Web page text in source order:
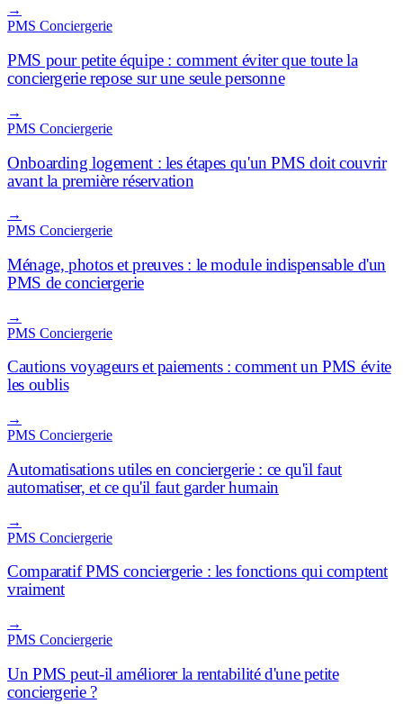
→
PMS Conciergerie
PMS pour petite équipe : comment éviter que toute la
conciergerie repose sur une seule personne
→
PMS Conciergerie
Onboarding logement : les étapes qu'un PMS doit couvrir
avant la première réservation
→
PMS Conciergerie
Ménage, photos et preuves : le module indispensable d'un
PMS de conciergerie
→
PMS Conciergerie
Cautions voyageurs et paiements : comment un PMS évite
les oublis
→
PMS Conciergerie
Automatisations utiles en conciergerie : ce qu'il faut
automatiser, et ce qu'il faut garder humain
→
PMS Conciergerie
Comparatif PMS conciergerie : les fonctions qui comptent
vraiment
→
PMS Conciergerie
Un PMS peut-il améliorer la rentabilité d'une petite
conciergerie ?